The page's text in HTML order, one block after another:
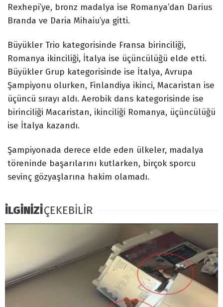
Rexhepi’ye, bronz madalya ise Romanya’dan Darius
Branda ve Daria Mihaiu’ya gitti.
Büyükler Trio kategorisinde Fransa birinciliği,
Romanya ikinciliği, İtalya ise üçüncülüğü elde etti.
Büyükler Grup kategorisinde ise İtalya, Avrupa
Şampiyonu olurken, Finlandiya ikinci, Macaristan ise
üçüncü sırayı aldı. Aerobik dans kategorisinde ise
birinciliği Macaristan, ikinciliği Romanya, üçüncülüğü
ise İtalya kazandı.
Şampiyonada derece elde eden ülkeler, madalya
töreninde başarılarını kutlarken, birçok sporcu
sevinç gözyaşlarına hakim olamadı.
İLGİNİZİÇEKEBİLİR